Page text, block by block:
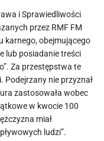
i Sprawiedliwości
przez RMF FM
karnego, obejmującego
lub posiadanie treści
Za przestępstwa te
nie przyznał
zastosowała wobec
w kwocie 100
miał
ludzi”.